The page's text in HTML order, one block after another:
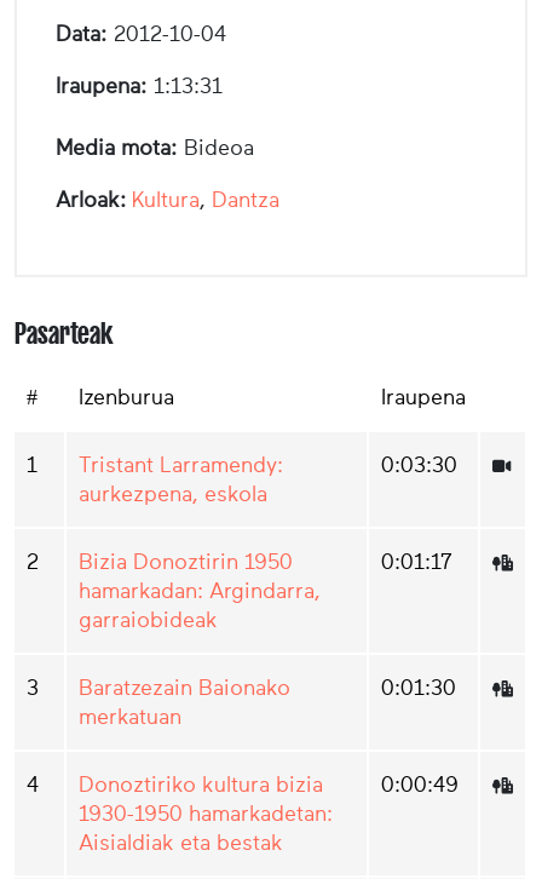
Data: 2012-10-04
Iraupena: 1:13:31
Media mota: Bideoa
Arloak: Kultura, Dantza
Pasarteak
# Izenburua Iraupena
1
Tristant Larramendy:
aurkezpena, eskola
0:03:30
2
Bizia Donoztirin 1950
hamarkadan: Argindarra,
garraiobideak
0:01:17
3
Baratzezain Baionako
merkatuan
0:01:30
4
Donoztiriko kultura bizia
1930-1950 hamarkadetan:
Aisialdiak eta bestak
0:00:49